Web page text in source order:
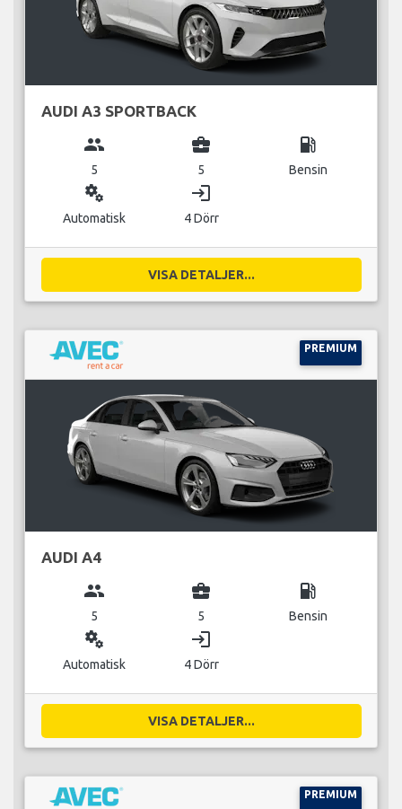
AUDI A3 SPORTBACK
group
5
business_center
5
local_gas_station
Bensin
miscellaneous_services
Automatisk
login
4 Dörr
VISA DETALJER...
PREMIUM
AUDI A4
group
5
business_center
5
local_gas_station
Bensin
miscellaneous_services
Automatisk
login
4 Dörr
VISA DETALJER...
PREMIUM